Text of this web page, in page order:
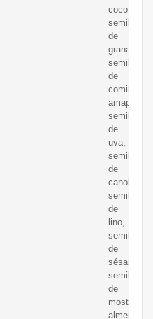
coco,
semilla
de
granada,
semilla
de
comino,
amapola,
semilla
de
uva,
semilla
de
canola,
semillas
de
lino,
semillas
de
sésamo,
semillas
de
mostaza,
almendras,